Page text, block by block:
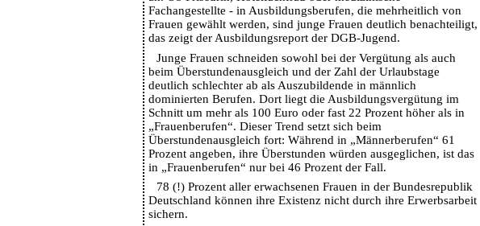
Fachangestellte - in Ausbildungsberufen, die mehrheitlich von
Frauen gewählt werden, sind junge Frauen deutlich benachteiligt,
das zeigt der Ausbildungsreport der DGB-Jugend.
Junge Frauen schneiden sowohl bei der Vergütung als auch
beim Überstundenausgleich und der Zahl der Urlaubstage
deutlich schlechter ab als Auszubildende in männlich
dominierten Berufen. Dort liegt die Ausbildungsvergütung im
Schnitt um mehr als 100 Euro oder fast 22 Prozent höher als in
„Frauenberufen“. Dieser Trend setzt sich beim
Überstundenausgleich fort: Während in „Männerberufen“ 61
Prozent angeben, ihre Überstunden würden ausgeglichen, ist das
in „Frauenberufen“ nur bei 46 Prozent der Fall.
78 (!) Prozent aller erwachsenen Frauen in der Bundesrepublik
Deutschland können ihre Existenz nicht durch ihre Erwerbsarbeit
sichern.